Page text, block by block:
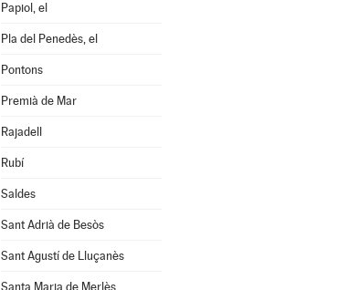
Papiol, el
Pla del Penedès, el
Pontons
Premià de Mar
Rajadell
Rubí
Saldes
Sant Adrià de Besòs
Sant Agustí de Lluçanès
Santa Maria de Merlès